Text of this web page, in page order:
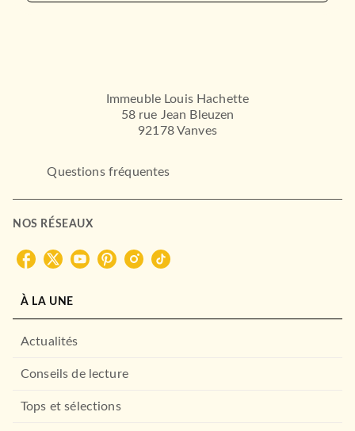
BRAGELONNE
Immeuble Louis Hachette
58 rue Jean Bleuzen
92178 Vanves
Questions fréquentes
NOS RÉSEAUX
À LA UNE
Actualités
Conseils de lecture
Tops et sélections